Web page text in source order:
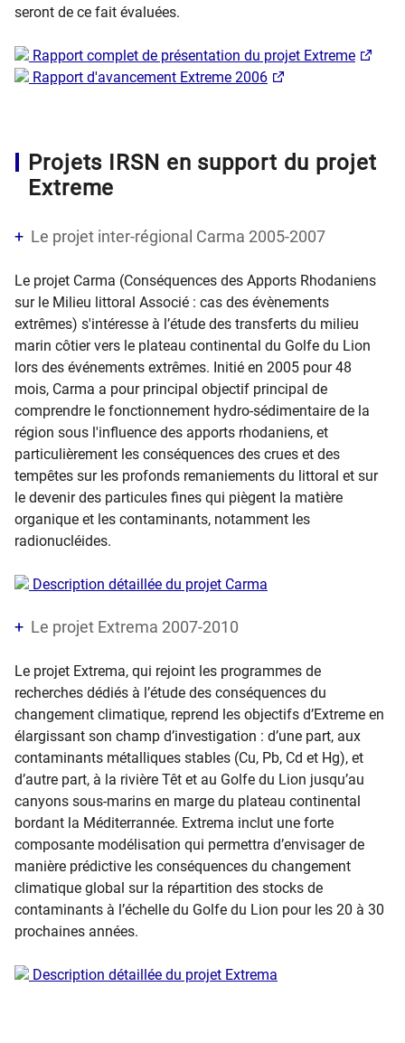
seront de ce fait évaluées.
Rapport complet de présentation du projet Extreme
Rapport d'avancement Extreme 2006
Projets IRSN en support du projet
Extreme
Le projet inter-régional Carma 2005-2007
Le projet Carma (Conséquences des Apports Rhodaniens
sur le Milieu littoral Associé : cas des évènements
extrêmes) s'intéresse à l’étude des transferts du milieu
marin côtier vers le plateau continental du Golfe du Lion
lors des événements extrêmes. Initié en 2005 pour 48
mois, Carma a pour principal objectif principal de
comprendre le fonctionnement hydro-sédimentaire de la
région sous l'influence des apports rhodaniens, et
particulièrement les conséquences des crues et des
tempêtes sur les profonds remaniements du littoral et sur
le devenir des particules fines qui piègent la matière
organique et les contaminants, notamment les
radionucléides.
Description détaillée du projet Carma
Le projet Extrema 2007-2010
Le projet Extrema, qui rejoint les programmes de
recherches dédiés à l’étude des conséquences du
changement climatique, reprend les objectifs d’Extreme en
élargissant son champ d’investigation : d’une part, aux
contaminants métalliques stables (Cu, Pb, Cd et Hg), et
d’autre part, à la rivière Têt et au Golfe du Lion jusqu’au
canyons sous-marins en marge du plateau continental
bordant la Méditerrannée. Extrema inclut une forte
composante modélisation qui permettra d’envisager de
manière prédictive les conséquences du changement
climatique global sur la répartition des stocks de
contaminants à l’échelle du Golfe du Lion pour les 20 à 30
prochaines années.
Description détaillée du projet Extrema